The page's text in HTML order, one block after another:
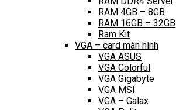
RAM 4GB – 8GB
RAM 16GB – 32GB
Ram Kit
VGA – card màn hình
VGA ASUS
VGA Colorful
VGA Gigabyte
VGA MSI
VGA – Galax